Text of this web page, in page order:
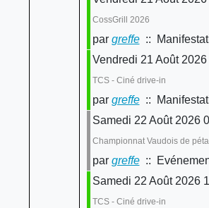
CossGrill 2026
par greffe::
Vendredi 21 Août
TCS - Ciné drive-in
par greffe::
Samedi 22 Août 2026
Championnat Vaudois de
par greffe::
Samedi 22 Août 2026
TCS - Ciné drive-in